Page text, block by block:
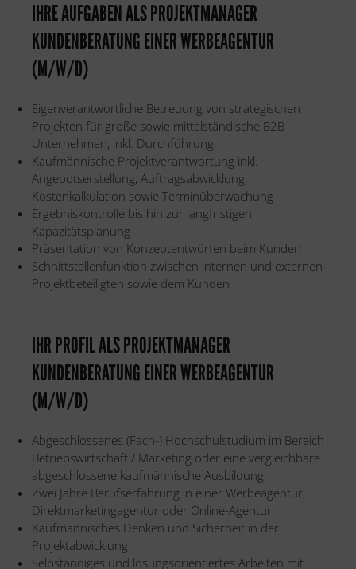
IHRE AUFGABEN ALS PROJEKTMANAGER
KUNDENBERATUNG EINER WERBEAGENTUR
(M/W/D)
Eigenverantwortliche Betreuung von strategischen
Projekten für große sowie mittelständische B2B-
Unternehmen, inkl. Durchführung
Kaufmännische Projektverantwortung inkl.
Angebotserstellung, Auftragsabwicklung,
Kostenkalkulation sowie Terminüberwachung
Ergebniskontrolle bis hin zur langfristigen
Kapazitätsplanung
Präsentation von Konzeptentwürfen beim Kunden
Schnittstellenfunktion zwischen internen und externen
Projektbeteiligten sowie dem Kunden
IHR PROFIL ALS PROJEKTMANAGER
KUNDENBERATUNG EINER WERBEAGENTUR
(M/W/D)
Abgeschlossenes (Fach-) Hochschulstudium im Bereich
Betriebswirtschaft / Marketing oder eine vergleichbare
abgeschlossene kaufmännische Ausbildung
Zwei Jahre Berufserfahrung in einer Werbeagentur,
Direktmarketingagentur oder Online-Agentur
Kaufmännisches Denken und Sicherheit in der
Projektabwicklung
Selbständiges und lösungsorientiertes Arbeiten mit